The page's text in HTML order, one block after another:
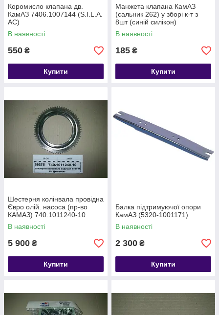
Коромисло клапана дв.
КамАЗ 7406.1007144 (S.I.L.A.
AC)
В наявності
550 ₴
Купити
Манжета клапана КамАЗ
(сальник 262) у зборі к-т з
8шт (синій силікон)
740.1007268с
В наявності
185 ₴
Купити
Шестерня колінвала провідна
Євро олій. насоса (пр-во
КАМАЗ) 740.1011240-10
64зуба
В наявності
5 900 ₴
Купити
Балка підтримуючої опори
КамАЗ (5320-1001171)
В наявності
2 300 ₴
Купити